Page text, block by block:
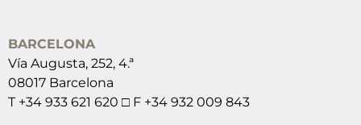
BARCELONA
Vía Augusta, 252, 4.ª
08017 Barcelona
T +34 933 621 620 □ F +34 932 009 843